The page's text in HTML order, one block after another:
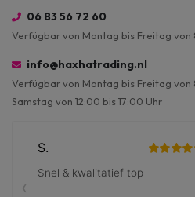
06 83 56 72 60
Verfügbar von Montag bis Freitag von
info@haxhatrading.nl
Verfügbar von Montag bis Freitag von
Samstag von 12:00 bis 17:00 Uhr